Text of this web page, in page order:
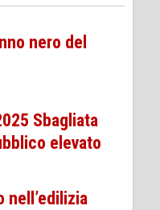
nero del
Sbagliata
elevato
nell’edilizia